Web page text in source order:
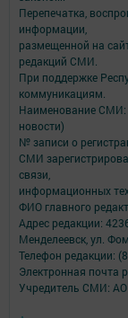
Перепечатка,
информации,
размещенной на
редакций СМИ.
При поддержке
коммуникациям.
Наименование СМИ:
новости)
№ записи о
СМИ
связи,
информационных
ФИО главного
Адрес редакции:
Менделеевск, ул.
Телефон редакции:
Электронная почта
Учредитель СМИ: